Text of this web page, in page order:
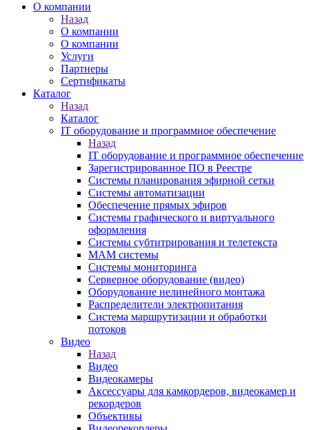
О компании
Назад
О компании
О компании
Услуги
Партнеры
Сертификаты
Каталог
Назад
Каталог
IT оборудование и программное обеспечение
Назад
IT оборудование и программное обеспечение
Зарегистрированное ПО в Реестре
Системы планирования эфирной сетки
Системы автоматизации
Обеспечение прямых эфиров
Системы графического и виртуального
оформления
Системы субтитрирования и телетекста
MAM системы
Системы мониторинга
Серверное оборудование (видео)
Оборудование нелинейного монтажа
Распределители электропитания
Система маршрутизации и обработки
потоков
Видео
Назад
Видео
Видеокамеры
Аксессуары для камкордеров, видеокамер и
рекордеров
Объективы